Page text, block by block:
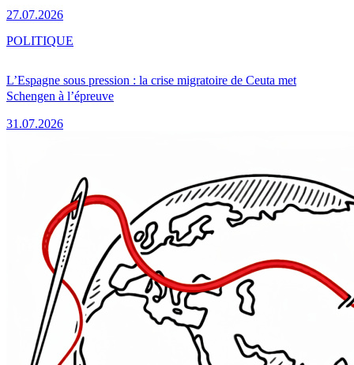
27.07.2026
L’Espagne sous pression : la crise migratoire de Ceuta met
Schengen à l’épreuve
31.07.2026
POLITIQUE